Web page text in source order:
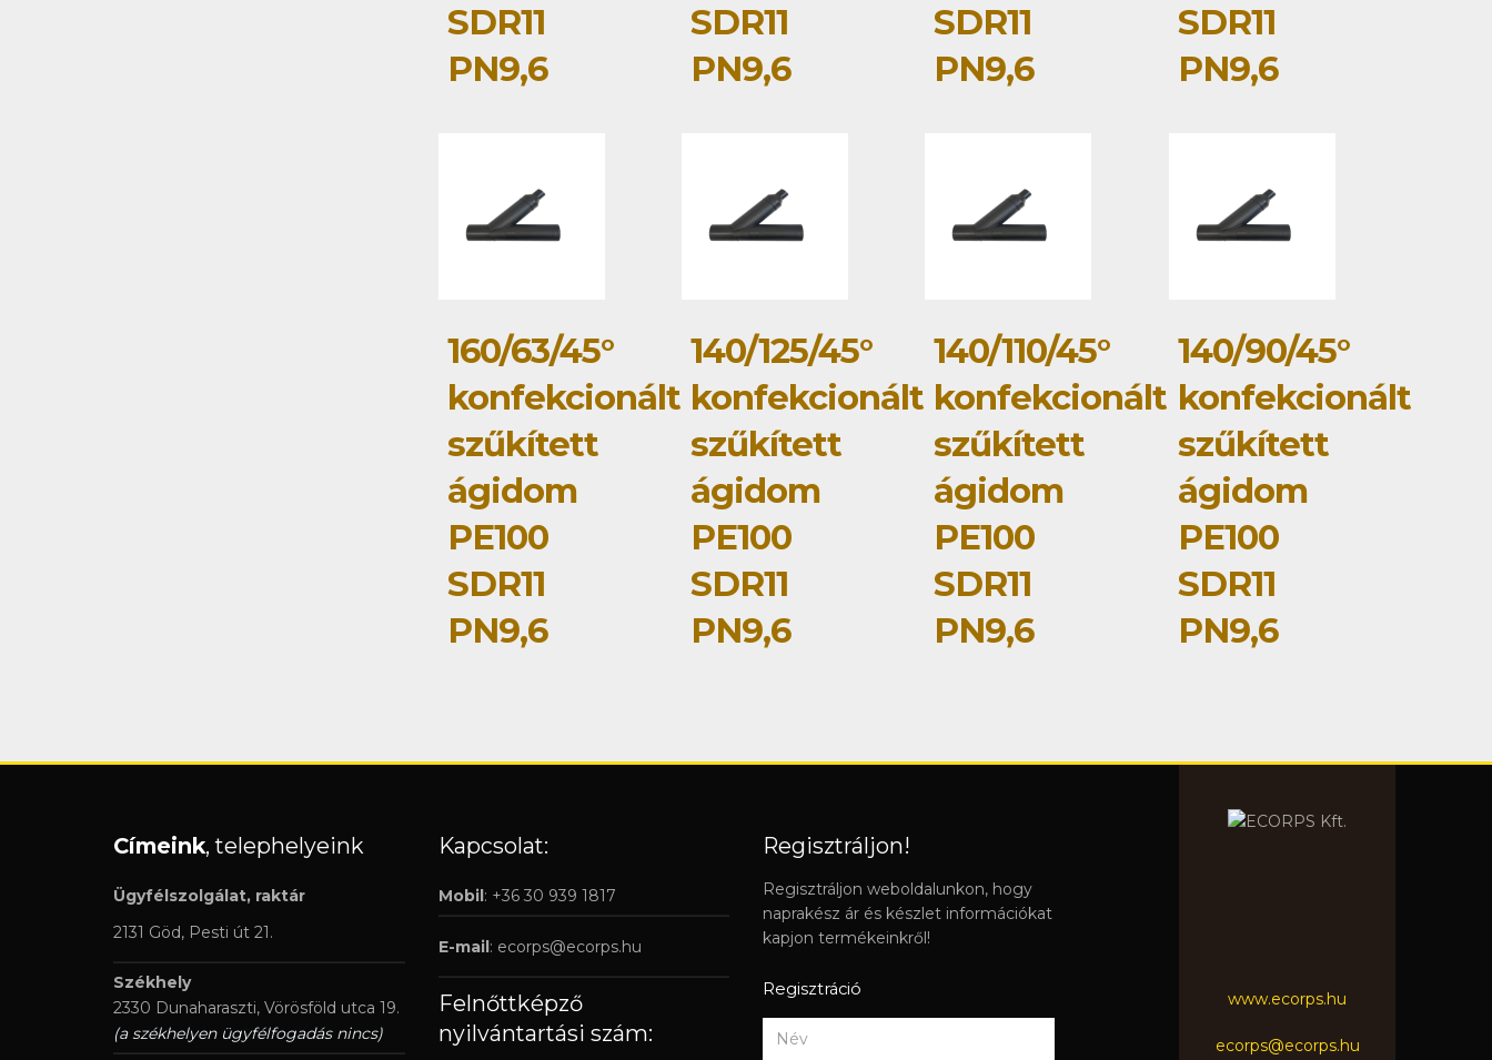
SDR11
PN9,6
SDR11
PN9,6
SDR11
PN9,6
SDR11
PN9,6
160/63/45°
konfekcionált
szűkített
ágidom
PE100
SDR11
PN9,6
140/125/45°
konfekcionált
szűkített
ágidom
PE100
SDR11
PN9,6
140/110/45°
konfekcionált
szűkített
ágidom
PE100
SDR11
PN9,6
140/90/45°
konfekcionált
szűkített
ágidom
PE100
SDR11
PN9,6
Címeink, telephelyeink
Ügyfélszolgálat, raktár
2131 Göd, Pesti út 21.
Székhely
2330 Dunaharaszti, Vörösföld utca 19.
(a székhelyen ügyfélfogadás nincs)
Kapcsolat:
Mobil: +36 30 939 1817
E-mail: ecorps@ecorps.hu
Felnőttképző
nyilvántartási szám:
Regisztráljon!
Regisztráljon weboldalunkon, hogy
naprakész ár és készlet információkat
kapjon termékeinkről!
Regisztráció www.ecorps.hu
ecorps@ecorps.hu